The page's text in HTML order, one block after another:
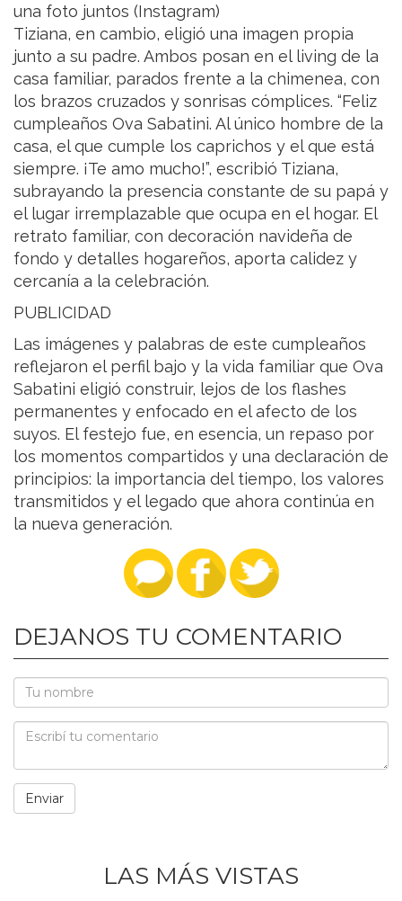
una foto juntos (Instagram)
Tiziana, en cambio, eligió una imagen propia
junto a su padre. Ambos posan en el living de la
casa familiar, parados frente a la chimenea, con
los brazos cruzados y sonrisas cómplices. “Feliz
cumpleaños Ova Sabatini. Al único hombre de la
casa, el que cumple los caprichos y el que está
siempre. ¡Te amo mucho!”, escribió Tiziana,
subrayando la presencia constante de su papá y
el lugar irremplazable que ocupa en el hogar. El
retrato familiar, con decoración navideña de
fondo y detalles hogareños, aporta calidez y
cercanía a la celebración.
PUBLICIDAD
Las imágenes y palabras de este cumpleaños
reflejaron el perfil bajo y la vida familiar que Ova
Sabatini eligió construir, lejos de los flashes
permanentes y enfocado en el afecto de los
suyos. El festejo fue, en esencia, un repaso por
los momentos compartidos y una declaración de
principios: la importancia del tiempo, los valores
transmitidos y el legado que ahora continúa en
la nueva generación.
DEJANOS TU COMENTARIO
LAS MÁS VISTAS